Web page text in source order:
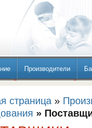
Производители
страница »
»